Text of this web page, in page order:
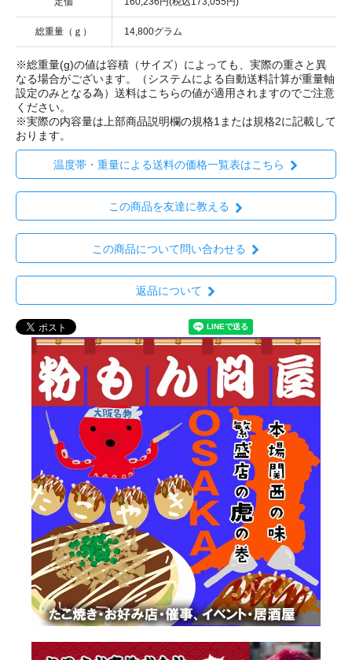
総重量（ｇ） 14,800グラム
※総重量(g)の値は容積（サイズ）によっても、実際の重さと異
なる場合がございます。（システムによる自動送料計算が重量軸
設定のみとなる為）送料はこちらの値が適用されますのでご注意
ください。
※実際の内容量は上部商品説明欄の規格1または規格2に記載して
おります。
温度帯・重量による送料の価格一覧表はこちら
この商品を友達に教える
この商品について問い合わせる
返品について